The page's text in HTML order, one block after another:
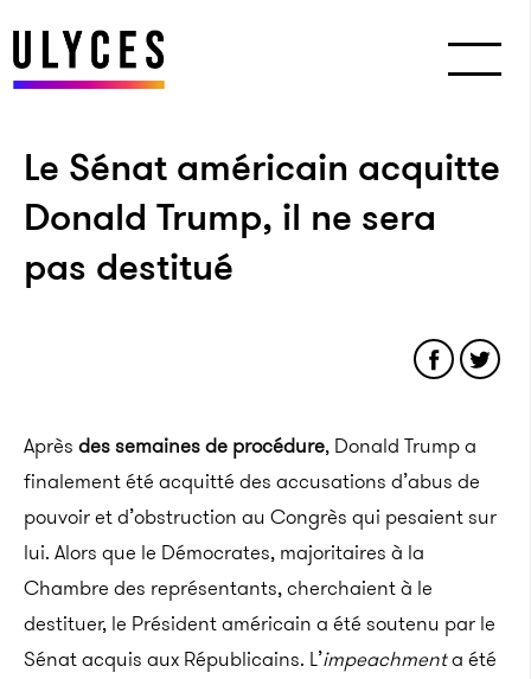
Le Sénat américain acquitte
Donald Trump, il ne sera
pas destitué
Après des semaines de procédure, Donald Trump a
finalement été acquitté des accusations d’abus de
pouvoir et d’obstruction au Congrès qui pesaient sur
lui. Alors que le Démocrates, majoritaires à la
Chambre des représentants, cherchaient à le
destituer, le Président américain a été soutenu par le
Sénat acquis aux Républicains. L’impeachmenta été